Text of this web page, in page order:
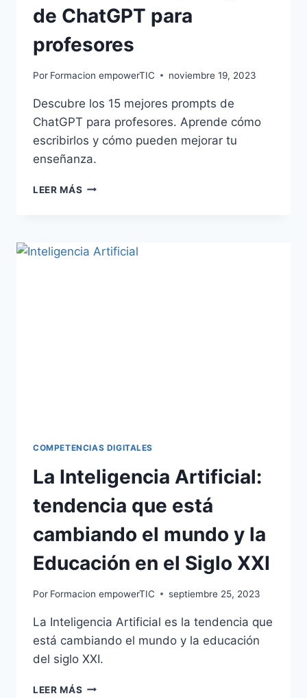
de ChatGPT para
profesores
Por Formacion empowerTIC noviembre 19, 2023
Descubre los 15 mejores prompts de
ChatGPT para profesores. Aprende cómo
escribirlos y cómo pueden mejorar tu
enseñanza.
LEER MÁS
COMPETENCIAS DIGITALES
La Inteligencia Artificial:
tendencia que está
cambiando el mundo y la
Educación en el Siglo XXI
Por Formacion empowerTIC septiembre 25, 2023
La Inteligencia Artificial es la tendencia que
está cambiando el mundo y la educación
del siglo XXI.
LEER MÁS